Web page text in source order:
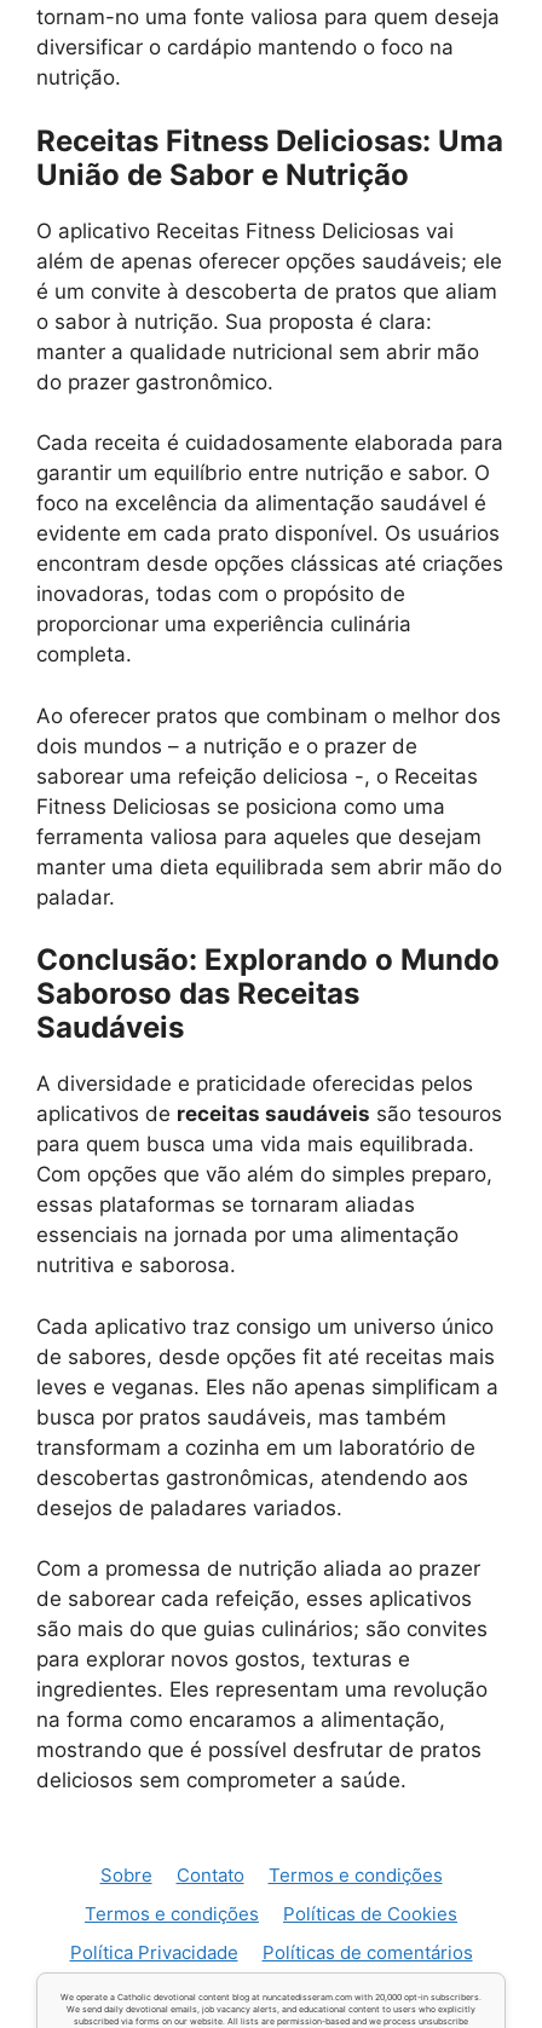
tornam-no uma fonte valiosa para quem deseja
diversificar o cardápio mantendo o foco na
nutrição.
Receitas Fitness Deliciosas: Uma
União de Sabor e Nutrição
O aplicativo Receitas Fitness Deliciosas vai
além de apenas oferecer opções saudáveis; ele
é um convite à descoberta de pratos que aliam
o sabor à nutrição. Sua proposta é clara:
manter a qualidade nutricional sem abrir mão
do prazer gastronômico.
Cada receita é cuidadosamente elaborada para
garantir um equilíbrio entre nutrição e sabor. O
foco na excelência da alimentação saudável é
evidente em cada prato disponível. Os usuários
encontram desde opções clássicas até criações
inovadoras, todas com o propósito de
proporcionar uma experiência culinária
completa.
Ao oferecer pratos que combinam o melhor dos
dois mundos – a nutrição e o prazer de
saborear uma refeição deliciosa -, o Receitas
Fitness Deliciosas se posiciona como uma
ferramenta valiosa para aqueles que desejam
manter uma dieta equilibrada sem abrir mão do
paladar.
Conclusão: Explorando o Mundo
Saboroso das Receitas
Saudáveis
A diversidade e praticidade oferecidas pelos
aplicativos de receitas saudáveis são tesouros
para quem busca uma vida mais equilibrada.
Com opções que vão além do simples preparo,
essas plataformas se tornaram aliadas
essenciais na jornada por uma alimentação
nutritiva e saborosa.
Cada aplicativo traz consigo um universo único
de sabores, desde opções fit até receitas mais
leves e veganas. Eles não apenas simplificam a
busca por pratos saudáveis, mas também
transformam a cozinha em um laboratório de
descobertas gastronômicas, atendendo aos
desejos de paladares variados.
Com a promessa de nutrição aliada ao prazer
de saborear cada refeição, esses aplicativos
são mais do que guias culinários; são convites
para explorar novos gostos, texturas e
ingredientes. Eles representam uma revolução
na forma como encaramos a alimentação,
mostrando que é possível desfrutar de pratos
deliciosos sem comprometer a saúde.
Sobre Contato
Termos e condições
Termos e condições
Políticas de Cookies
Política Privacidade
Políticas de comentários
We operate a Catholic devotional content blog at nuncatedisseram.com with 20,000 opt-in subscribers.
We send daily devotional emails, job vacancy alerts, and educational content to users who explicitly
subscribed via forms on our website. All lists are permission-based and we process unsubscribe